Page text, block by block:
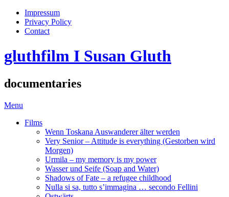
Impressum
Privacy Policy
Contact
gluthfilm I Susan Gluth
documentaries
Menu
Films
Wenn Toskana Auswanderer älter werden
Very Senior – Attitude is everything (Gestorben wird
Morgen)
Urmila – my memory is my power
Wasser und Seife (Soap and Water)
Shadows of Fate – a refugee childhood
Nulla si sa, tutto s’immagina … secondo Fellini